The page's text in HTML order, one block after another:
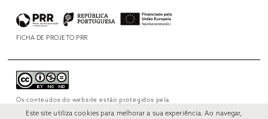
FICHA DE PROJETO PRR
Os conteúdos do website estão protegidos pela
NonCommercial-NoDerivs 4.0 International.
Este site utiliza cookies para melhorar a sua experiência. Ao navegar,